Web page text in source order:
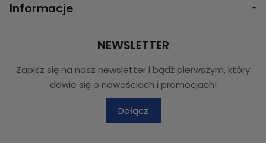
Informacje
NEWSLETTER
Zapisz się na nasz newsletter i bądź pierwszym, który
dowie się o nowościach i promocjach!
Dołącz